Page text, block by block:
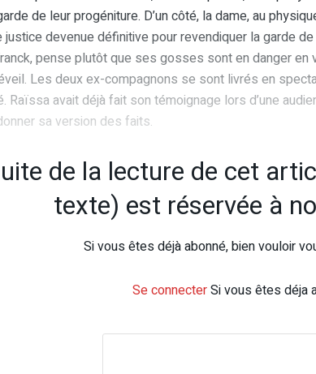
de leur progéniture. D’un côté, la dame, au
justice devenue définitive pour revendiquer la garde
pense plutôt que ses gosses sont en danger en
Les deux ex-compagnons se sont livrés en
Raïssa avait déjà fait son témoignage lors d’une
sa version des faits.
de la lecture de cet
texte) est réservée à
Si vous êtes déjà abonné, bien vouloir
Se connecterSi vous êtes déja